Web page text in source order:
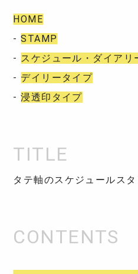
HOME
-STAMP
- スケジュール・ダイアリ
- デイリータイプ
-浸透印タイプ
タテ軸のスケジュールス